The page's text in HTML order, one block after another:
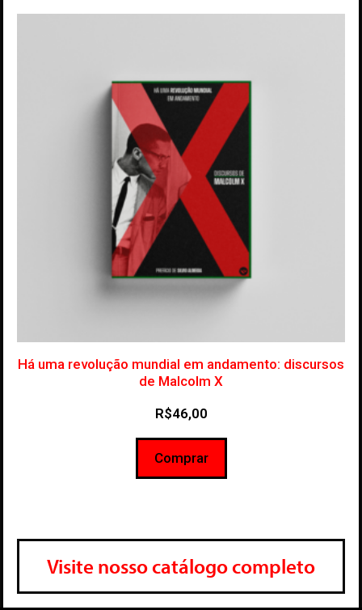
Há uma revolução mundial em andamento: discursos
de Malcolm X
R$46,00
Comprar
Visite nosso catálogo completo